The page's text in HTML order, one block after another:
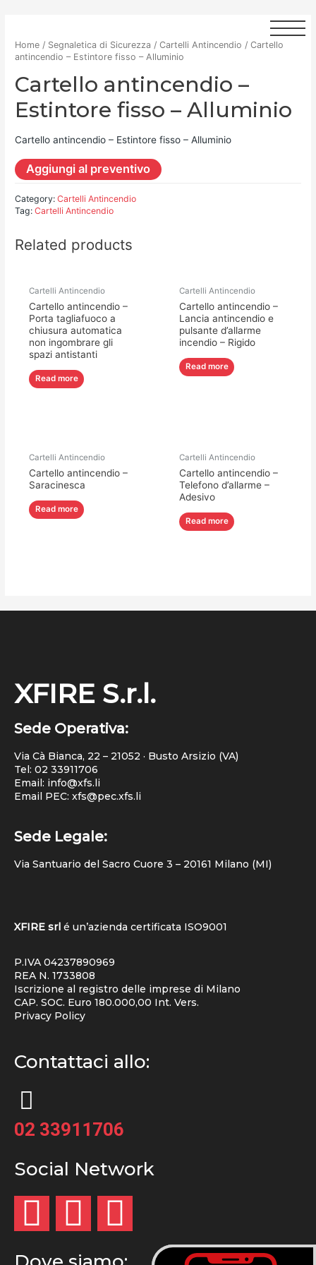
Home / Segnaletica di Sicurezza /Cartelli Antincendio / Cartello
antincendio – Estintore fisso – Alluminio
Cartello antincendio –
Estintore fisso – Alluminio
Cartello antincendio – Estintore fisso – Alluminio
Aggiungi al preventivo
Category:Cartelli Antincendio
Tag:Cartelli Antincendio
Related products
Cartelli Antincendio
Cartello antincendio –
Porta tagliafuoco a
chiusura automatica
non ingombrare gli
spazi antistanti
Read more
Cartelli Antincendio
Cartello antincendio –
Lancia antincendio e
pulsante d’allarme
incendio – Rigido
Read more
Cartelli Antincendio
Cartello antincendio –
Saracinesca
Read more
Cartelli Antincendio
Cartello antincendio –
Telefono d’allarme –
Adesivo
Read more
XFIRE S.r.l.
Sede Operativa:
Via Cà Bianca, 22 – 21052 · Busto Arsizio (VA)
Tel: 02 33911706
Email: info@xfs.li
Email PEC: xfs@pec.xfs.li
Sede Legale:
Via Santuario del Sacro Cuore 3 – 20161 Milano (MI)
XFIRE srl é un’azienda certificata ISO9001
P.IVA 04237890969
REA N. 1733808
Iscrizione al registro delle imprese di Milano
CAP. SOC. Euro 180.000,00 Int. Vers.
Privacy Policy
Contattaci allo:
02 33911706
Social Network